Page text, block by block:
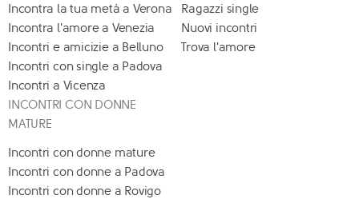
Incontra la tua metà a Verona
Incontra l'amore a Venezia
Incontri e amicizie a Belluno
Incontri con single a Padova
Incontri a Vicenza
Ragazzi single
Nuovi incontri
Trova l'amore
INCONTRI CON DONNE
MATURE
Incontri con donne mature
Incontri con donne a Padova
Incontri con donne a Rovigo